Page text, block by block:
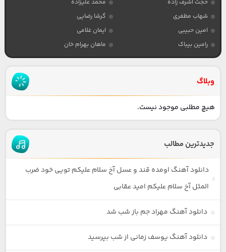
حجت اشرف زاده
محمد علیزاده
شهاب مظفری
گرشا رضایی
امین حبیبی
ایمان غلامی
رامین بیباک
ماهان بهرام خان
وبلاگ
هیچ مطلبی موجود نیست.
جدیدترین مطالب
دانلود آهنگ اومده قند و عسل آخ سلام علیکم تویی خود ضرب
المثل آخ سلام علیکم امید عقابی
دانلود آهنگ مهراد جم باز شب شد
دانلود آهنگ یوسف زمانی از شب بپرسید